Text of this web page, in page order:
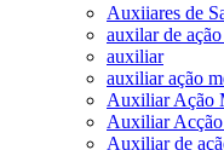
Auxiiares de
auxilar de
auxiliar
auxiliar ação
Auxiliar Ação
Auxiliar
Auxiliar de